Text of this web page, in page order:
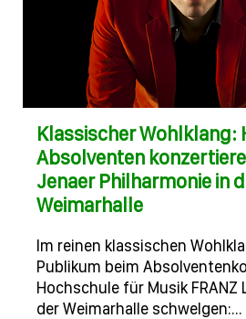
Klassischer Wohlklang:
Absolventen
Jenaer Philharmonie in
Weimarhalle
Im reinen klassischen
Publikum beim
Hochschule für Musik FRANZ
der Weimarhalle schwelgen:…